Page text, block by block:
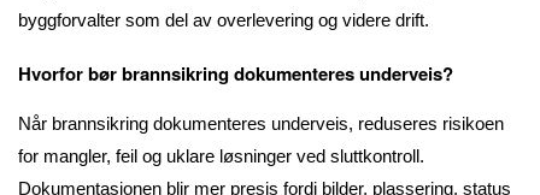
byggforvalter som del av overlevering og videre drift.
Hvorfor bør brannsikring dokumenteres underveis?
Når brannsikring dokumenteres underveis, reduseres risikoen
for mangler, feil og uklare løsninger ved sluttkontroll.
Dokumentasjonen blir mer presis fordi bilder, plassering, status